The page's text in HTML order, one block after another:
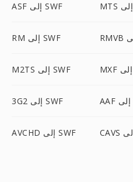
ASF إلى SWF
RM إلى SWF
M2TS إلى SWF
3G2 إلى SWF
AVCHD إلى SWF